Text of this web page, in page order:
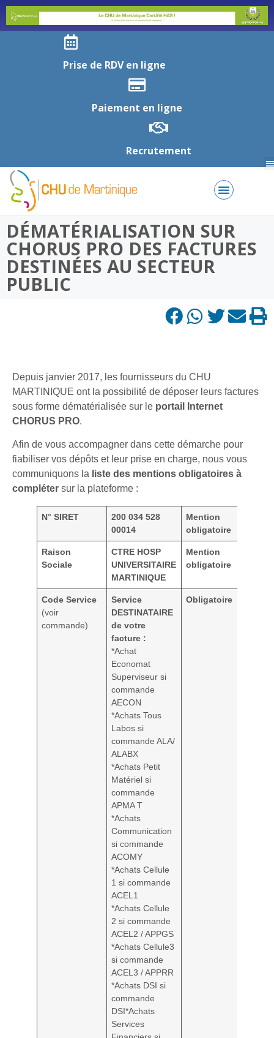
Prise de RDV en ligne
Paiement en ligne
Recrutement
DÉMATÉRIALISATION SUR
CHORUS PRO DES FACTURES
DESTINÉES AU SECTEUR
PUBLIC
Depuis janvier 2017, les fournisseurs du CHU
MARTINIQUE ont la possibilité de déposer leurs factures
sous forme dématérialisée sur le portail Internet
CHORUS PRO.
Afin de vous accompagner dans cette démarche pour
fiabiliser vos dépôts et leur prise en charge, nous vous
communiquons la liste des mentions obligatoires à
compléter sur la plateforme :
N° SIRET
200 034 528
00014
Mention
obligatoire
Raison
Sociale
CTRE HOSP
UNIVERSITAIRE
MARTINIQUE
Mention
obligatoire
Code Service
(voir
commande)
Service
DESTINATAIRE
de votre
facture :
*Achat
Economat
Superviseur si
commande
AECON
*Achats Tous
Labos si
commande ALA/
ALABX
*Achats Petit
Matériel si
commande
APMA T
*Achats
Communication
si commande
ACOMY
*Achats Cellule
1 si commande
ACEL1
*Achats Cellule
2 si commande
ACEL2 / APPGS
*Achats Cellule3
si commande
ACEL3 / APPRR
*Achats DSI si
commande
DSI*Achats
Services
Obligatoire